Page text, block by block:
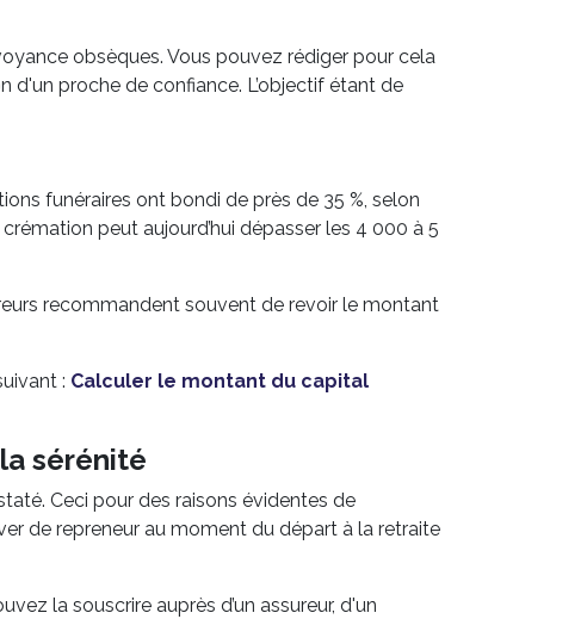
obsèques. Vous pouvez rédiger pour cela
proche de confiance. L’objectif étant de
funéraires ont bondi de près de 35 %, selon
peut aujourd’hui dépasser les 4 000 à 5
recommandent souvent de revoir le montant
: Calculer le montant du capital
sérénité
Ceci pour des raisons évidentes de
de repreneur au moment du départ à la retraite
la souscrire auprès d’un assureur, d'un